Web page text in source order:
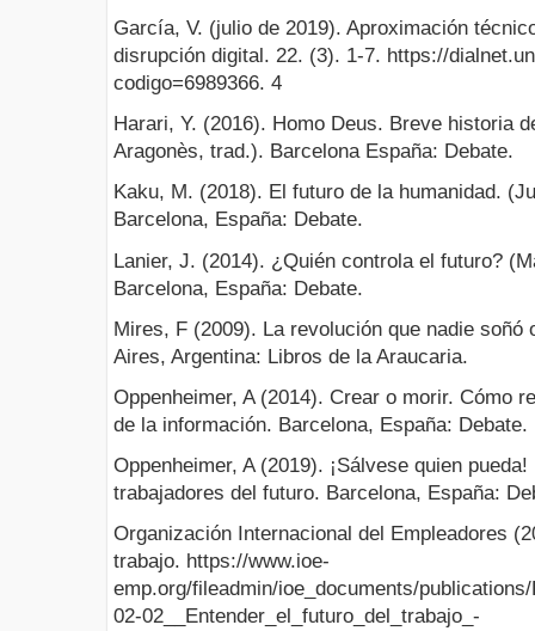
García, V. (julio de 2019). Aproximación
disrupción digital. 22. (3). 1-7. https://
codigo=6989366. 4
Harari, Y. (2016). Homo Deus. Breve historia
Aragonès, trad.). Barcelona España: Debate.
Kaku, M. (2018). El futuro de la humanidad.
Barcelona, España: Debate.
Lanier, J. (2014). ¿Quién controla el futuro?
Barcelona, España: Debate.
Mires, F (2009). La revolución que nadie soñó
Aires, Argentina: Libros de la Araucaria.
Oppenheimer, A (2014). Crear o morir. Cómo
de la información. Barcelona, España: Debate.
Oppenheimer, A (2019). ¡Sálvese quien
trabajadores del futuro. Barcelona, España:
Organización Internacional del Empleadores
trabajo. https://www.ioe-
emp.org/fileadmin/ioe_documents/
02-02__Entender_el_futuro_del_trabajo_-